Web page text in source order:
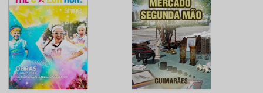
VEDRAS
MAIS INFO
COMPRAR
ORNITOLÓGICO
MAIS INFO
COMPRAR